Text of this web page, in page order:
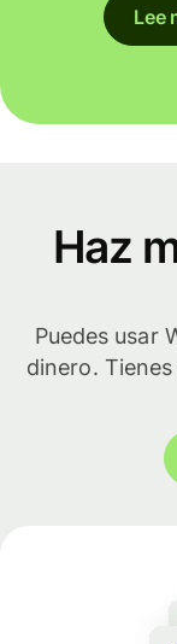
Lee
Haz
Puedes usar
dinero.